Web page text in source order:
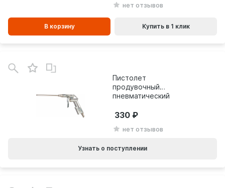
нет отзывов
В корзину Купить в 1 клик
Пистолет
продувочный
пневматический
110122
нет отзывов
330
Узнать о поступлении